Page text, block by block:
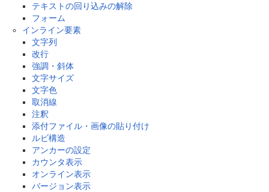
テキストの回り込みの解除
フォーム
インライン要素
文字列
改行
強調・斜体
文字サイズ
文字色
取消線
注釈
添付ファイル・画像の貼り付け
ルビ構造
アンカーの設定
カウンタ表示
オンライン表示
バージョン表示